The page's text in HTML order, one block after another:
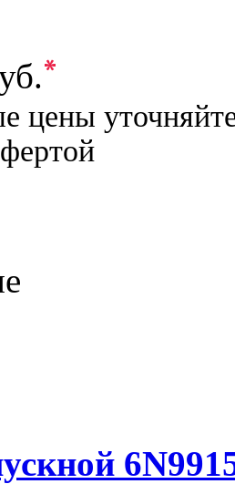
*
цены